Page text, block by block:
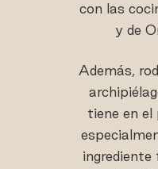
con las
y de
Además,
tiene en
ingrediente